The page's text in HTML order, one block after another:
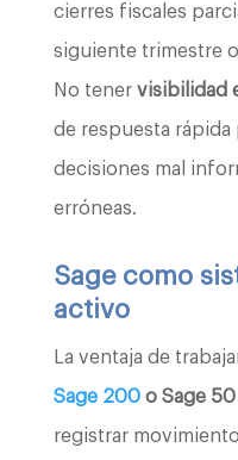
cierres fiscales
siguiente trimestre
No tener visibilidad
de respuesta
decisiones mal
erróneas.
Sage como
activo
La ventaja de
Sage 200o Sage 50
registrar